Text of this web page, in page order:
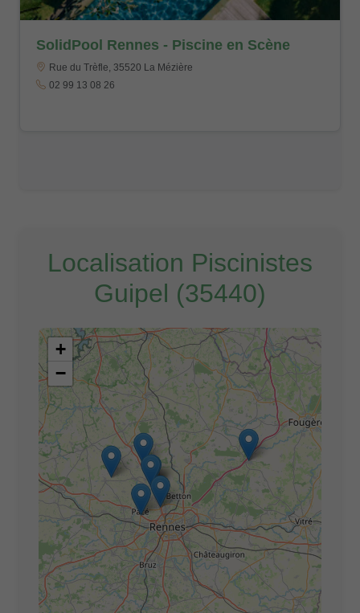
SolidPool Rennes - Piscine en Scène
Rue du Trèfle, 35520 La Mézière
02 99 13 08 26
Localisation Piscinistes
Guipel (35440)
+
−